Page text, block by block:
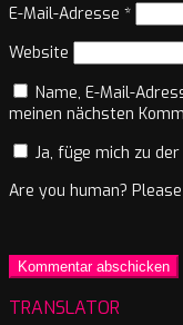
E-Mail-Adresse *
Website
Name, E-Mail-
meinen nächsten
Ja, füge mich zu
Are you human?
TRANSLATOR